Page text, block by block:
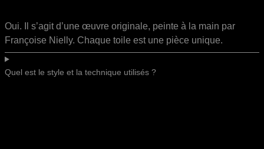
Oui. Il s’agit d’une œuvre originale, peinte à la main par
Françoise Nielly. Chaque toile est une pièce unique.
Quel est le style et la technique utilisés ?